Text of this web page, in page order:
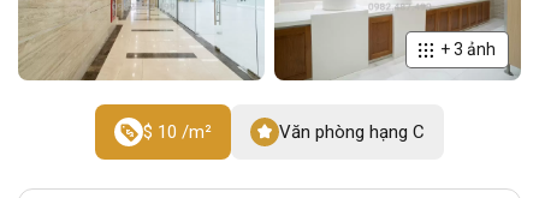
+3 ảnh
$ 10 /m² Văn phòng hạng C